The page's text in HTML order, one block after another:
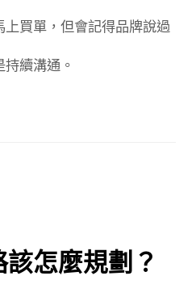
買單，但會記得品牌說過
續溝通。
怎麼規劃？